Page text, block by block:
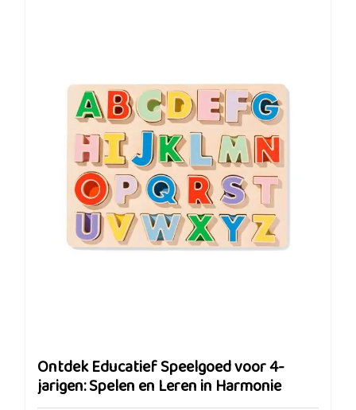
Ontdek Educatief Speelgoed voor 4-
jarigen: Spelen en Leren in Harmonie